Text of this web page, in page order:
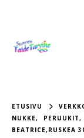
ETUSIVU
NUKKE, PERUUKIT,
BEATRICE,RUSKEA